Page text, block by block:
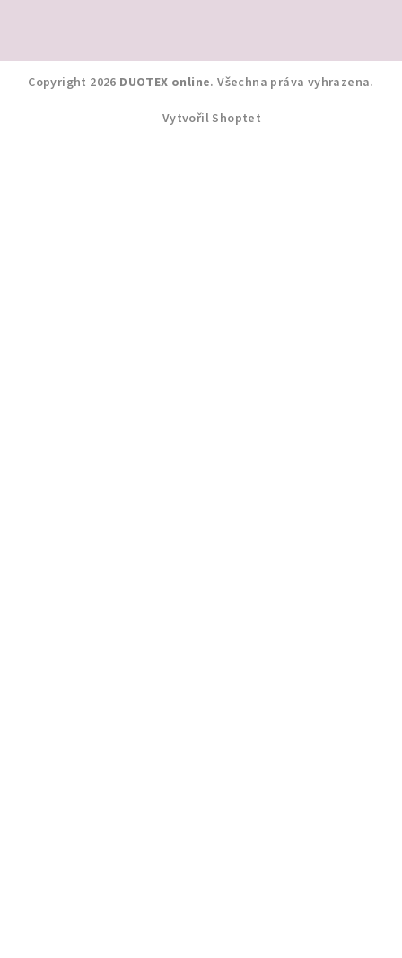
Copyright 2026 DUOTEX online. Všechna práva vyhrazena.
Vytvořil Shoptet